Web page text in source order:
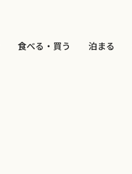
食べる・買う 泊まる